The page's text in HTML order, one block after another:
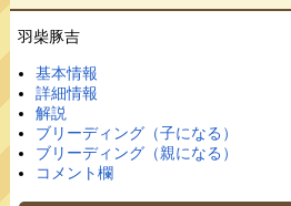
羽柴豚吉
基本情報
詳細情報
解説
ブリーディング（子になる）
ブリーディング（親になる）
コメント欄